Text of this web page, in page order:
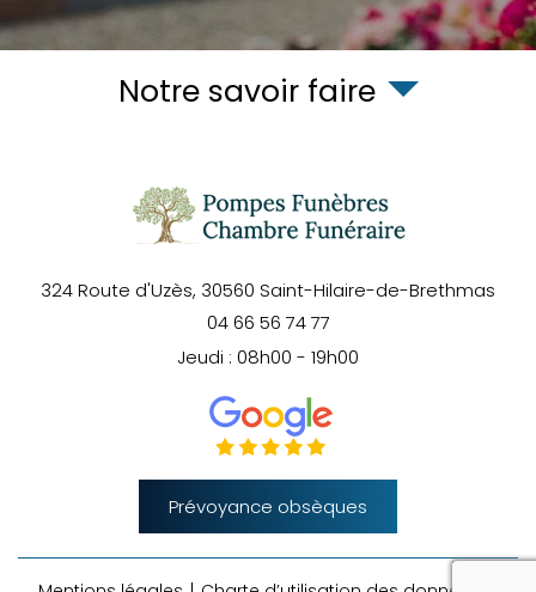
Notre savoir faire
324 Route d'Uzès, 30560 Saint-Hilaire-de-Brethmas
04 66 56 74 77
Jeudi : 08h00 - 19h00
Prévoyance obsèques